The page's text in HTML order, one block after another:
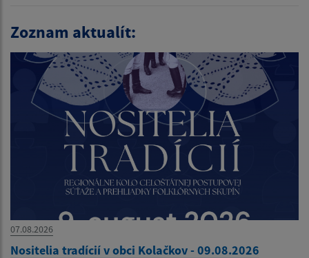
Zoznam aktualít:
07.08.2026
Nositelia tradícií v obci Kolačkov - 09.08.2026